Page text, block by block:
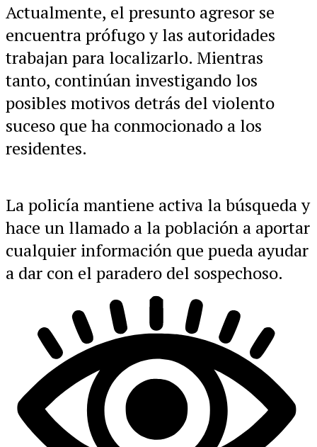
Actualmente, el presunto agresor se
encuentra prófugo y las autoridades
trabajan para localizarlo. Mientras
tanto, continúan investigando los
posibles motivos detrás del violento
suceso que ha conmocionado a los
residentes.
La policía mantiene activa la búsqueda y
hace un llamado a la población a aportar
cualquier información que pueda ayudar
a dar con el paradero del sospechoso.